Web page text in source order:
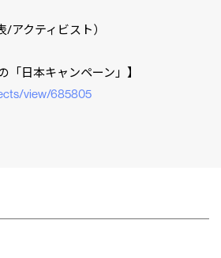
/アクティビスト）
「日本キャンペーン」】
view/685805